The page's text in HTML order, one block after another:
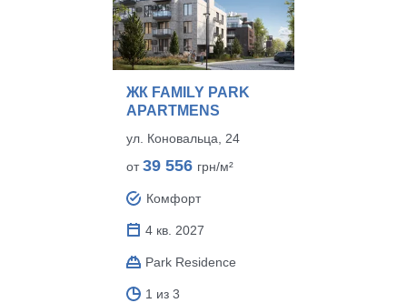
ЖК FAMILY PARK
APARTMENS
ул. Коновальца, 24
от39 556 грн/м²
Комфорт
4 кв. 2027
Park Residence
1 из 3